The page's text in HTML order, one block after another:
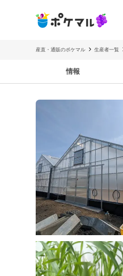
産直・通販のポケマル 生産者一覧
情報